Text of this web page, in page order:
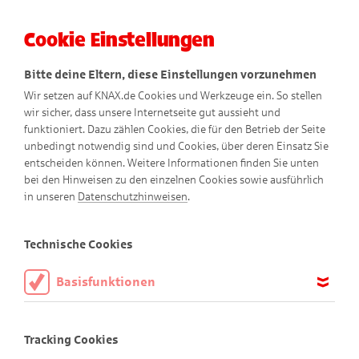
Walter
Wildfangs
Selbst angepflanzte Kräuter sind
Cookie Einstellungen
Bitte deine Eltern, diese Einstellungen vorzunehmen
Wir setzen auf KNAX.de Cookies und Werkzeuge ein. So stellen
wir sicher, dass unsere Internetseite gut aussieht und
funktioniert. Dazu zählen Cookies, die für den Betrieb der Seite
unbedingt notwendig sind und Cookies, über deren Einsatz Sie
entscheiden können. Weitere Informationen finden Sie unten
bei den Hinweisen zu den einzelnen Cookies sowie ausführlich
in unseren Datenschutzhinweisen.
Technische Cookies
Basisfunktionen
aktiviert sein.
Tracking Cookies